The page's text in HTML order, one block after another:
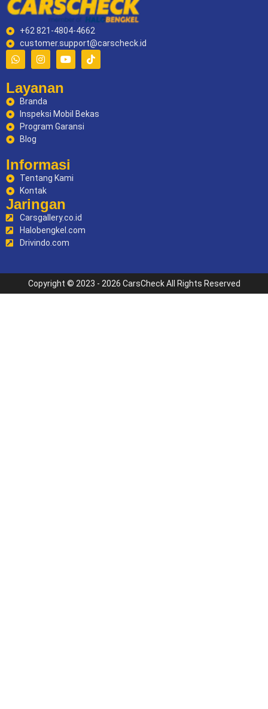
+62 821-4804-4662
customer.support@carscheck.id
Layanan
Branda
Inspeksi Mobil Bekas
Program Garansi
Blog
Informasi
Tentang Kami
Kontak
Jaringan
Carsgallery.co.id
Halobengkel.com
Drivindo.com
Copyright © 2023 - 2026 CarsCheck All Rights Reserved